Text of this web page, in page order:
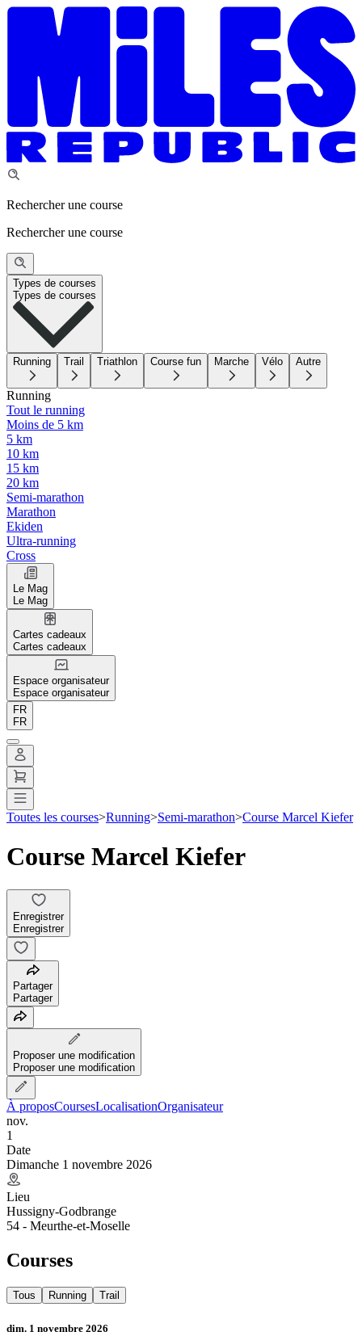
Rechercher une course
Rechercher une course
Types de courses
Types de courses
Running Trail Triathlon Course fun Marche Vélo Autre
Running
Tout le running
Moins de 5 km
5 km
10 km
15 km
20 km
Semi-marathon
Marathon
Ekiden
Ultra-running
Cross
Le Mag
Le Mag
Cartes cadeaux
Cartes cadeaux
Espace organisateur
Espace organisateur
FR
FR
Toutes les courses>Running>Semi-marathon>Course Marcel Kiefer
Course Marcel Kiefer
Enregistrer
Enregistrer
Partager
Partager
Proposer une modification
Proposer une modification
À proposCoursesLocalisationOrganisateur
nov.
1
Date
Dimanche 1 novembre 2026
Lieu
Hussigny-Godbrange
54 - Meurthe-et-Moselle
Courses
Tous Running Trail
dim. 1 novembre 2026